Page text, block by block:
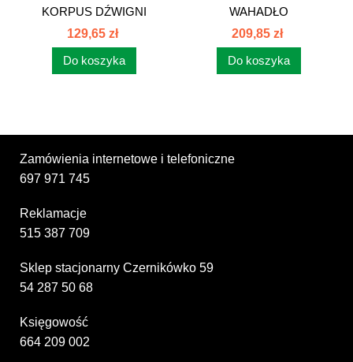
KORPUS DŹWIGNI
PODNOŚNIKA C-360...
129,65 zł
Do koszyka
WAHADŁO
MECHANIZMU
PODNOŚNIKA...
209,85 zł
Do koszyka
Zamówienia internetowe i telefoniczne
697 971 745
Reklamacje
515 387 709
Sklep stacjonarny Czernikówko 59
54 287 50 68
Księgowość
664 209 002